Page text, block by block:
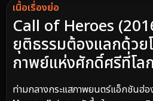
เนื้อเรื่องย่อ
Call of Heroes
ยุติธรรมต้องแลกด้วย
กาพย์แห่งศักดิ์ศรีที่โล
ท่ามกลางกระแสภาพยนตร์แอ็กชันฮ่